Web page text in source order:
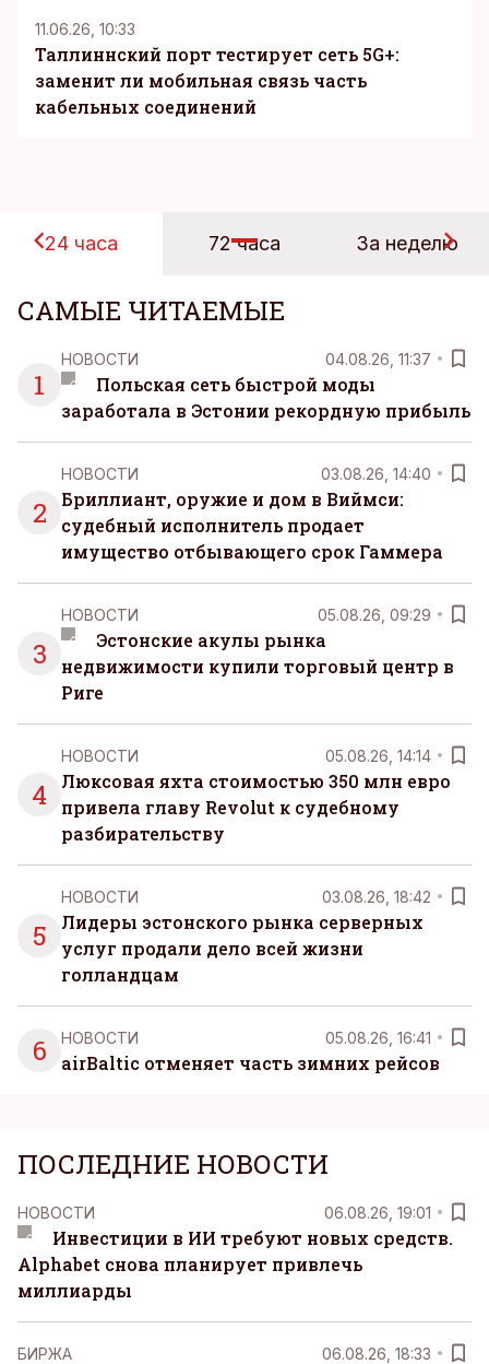
11.06.26, 10:33
Таллиннский порт тестирует сеть 5G+:
заменит ли мобильная связь часть
кабельных соединений
24 часа 72 часа За неделю
САМЫЕ ЧИТАЕМЫЕ
1
НОВОСТИ 04.08.26, 11:37
Польская сеть быстрой моды
заработала в Эстонии рекордную прибыль
2
НОВОСТИ 03.08.26, 14:40
Бриллиант, оружие и дом в Виймси:
судебный исполнитель продает
имущество отбывающего срок Гаммера
3
НОВОСТИ 05.08.26, 09:29
Эстонские акулы рынка
недвижимости купили торговый центр в
Риге
4
НОВОСТИ 05.08.26, 14:14
Люксовая яхта стоимостью 350 млн евро
привела главу Revolut к судебному
разбирательству
5
НОВОСТИ 03.08.26, 18:42
Лидеры эстонского рынка серверных
услуг продали дело всей жизни
голландцам
6 НОВОСТИ 05.08.26, 16:41
airBaltic отменяет часть зимних рейсов
ПОСЛЕДНИЕ НОВОСТИ
НОВОСТИ 06.08.26, 19:01
Инвестиции в ИИ требуют новых средств.
Alphabet снова планирует привлечь
миллиарды
БИРЖА 06.08.26, 18:33